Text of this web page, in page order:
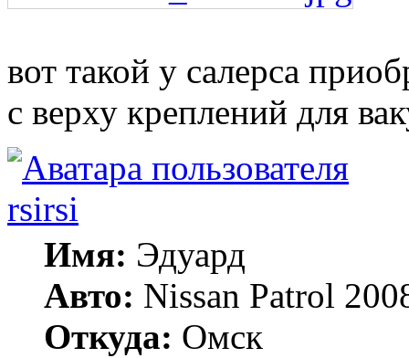
вот такой у салерса
с верху креплений для
rsirsi
Имя: Эдуард
Авто: Nissan Patrol
Откуда: Омск